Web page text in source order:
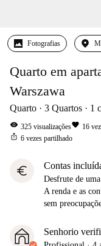
Fotografias
Quarto em
Warszawa
Quarto 3 Quartos 1
visibility 325 visualizaçõesfavorite 16
ios_share 6 vezes partilhado
euro Contas
Desfrute de
A renda e as
sem
Senhorio